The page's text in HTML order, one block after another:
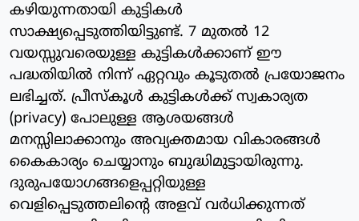
കഴിയുന്നതായി കുട്ടികള്‍
സാക്ഷ്യപ്പെടുത്തിയിട്ടുണ്ട്. 7 മുതല്‍ 12
വയസ്സുവരെയുള്ള കുട്ടികള്‍ക്കാണ് ഈ
പദ്ധതിയില്‍ നിന്ന് ഏറ്റവും കൂടുതല്‍ പ്രയോജനം
ലഭിച്ചത്. പ്രീസ്‌കൂള്‍ കുട്ടികള്‍ക്ക് സ്വകാര്യത
(privacy) പോലുള്ള ആശയങ്ങള്‍
മനസ്സിലാക്കാനും അവ്യക്തമായ വികാരങ്ങള്‍
കൈകാര്യം ചെയ്യാനും ബുദ്ധിമുട്ടായിരുന്നു.
ദുരുപയോഗങ്ങളെപ്പറ്റിയുള്ള
വെളിപ്പെടുത്തലിന്റെ അളവ് വര്‍ധിക്കുന്നത്